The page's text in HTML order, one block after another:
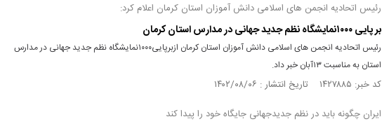
رئیس اتحادیه انجمن های اسلامی دانش آموزان استان کرمان اعلام کرد:
بر پایی ۱۰۰۰نمایشگاه نظم جدید جهانی در مدارس استان کرمان
رئیس اتحادیه انجمن های اسلامی دانش آموزان استان کرمان ازبرپایی۱۰۰۰نمایشگاه نظم جدید جهانی در مدارس
استان به مناسبت ۱۳آبان خبر داد.
کد خبر: ۱۴۲۷۸۸۵ تاریخ انتشار : ۱۴۰۲/۰۸/۰۶
ایران چگونه باید در نظم جدیدجهانی جایگاه خود را پیدا کند